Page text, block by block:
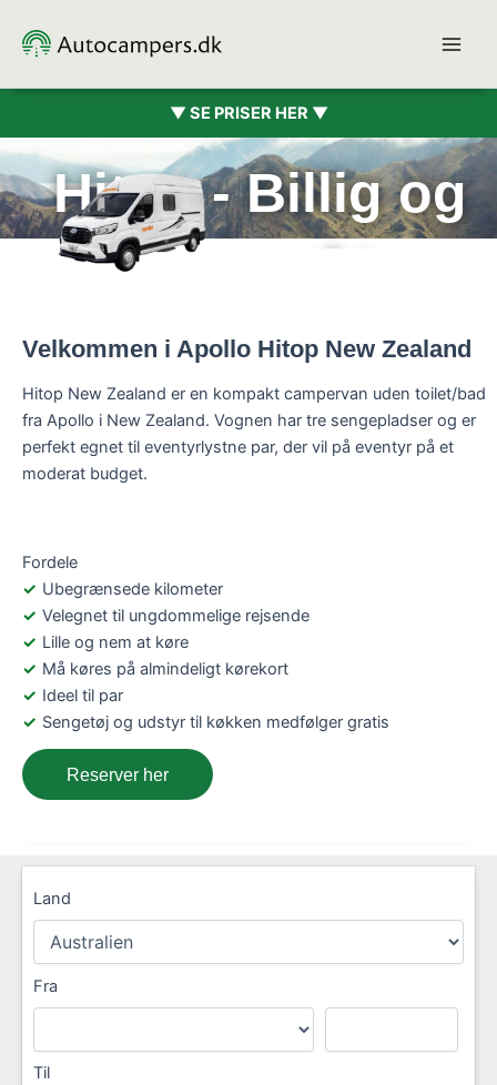
▼ SE PRISER HER ▼
Hitop - Billig og
kompakt
Velkommen i Apollo Hitop New Zealand
Hitop New Zealand er en kompakt campervan uden toilet/bad
fra Apollo i New Zealand. Vognen har tre sengepladser og er
perfekt egnet til eventyrlystne par, der vil på eventyr på et
moderat budget.
Fordele
Ubegrænsede kilometer
Velegnet til ungdommelige rejsende
Lille og nem at køre
Må køres på almindeligt kørekort
Ideel til par
Sengetøj og udstyr til køkken medfølger gratis
Reserver her
Land
Fra
Til